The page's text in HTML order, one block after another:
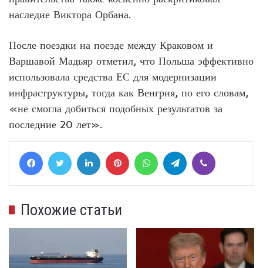
наследие Виктора Орбана.
После поездки на поезде между Краковом и
Варшавой Мадьяр отметил, что Польша эффективно
использовала средства ЕС для модернизации
инфраструктуры, тогда как Венгрия, по его словам,
«не смогла добиться подобных результатов за
последние 20 лет».
FacebookTwitter LinkedIn Pinterest WhatsAppTelegram
Похожие статьи